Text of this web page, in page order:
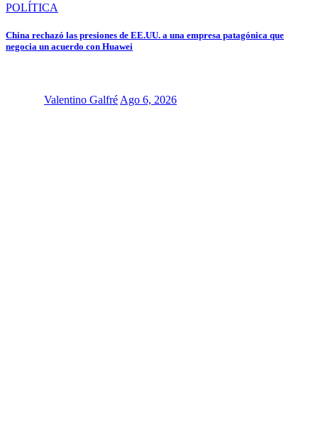
POLÍTICA
China rechazó las presiones de EE.UU. a una empresa patagónica que
negocia un acuerdo con Huawei
Valentino Galfré Ago 6, 2026